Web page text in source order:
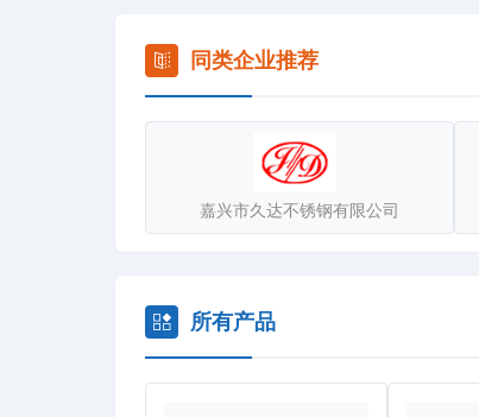
全国免费咨询：400-6363-085
同类企业推荐
嘉兴市久达不锈钢有限公司
所有产品